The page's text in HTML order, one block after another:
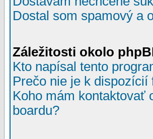
Dostal som spamový a
Záležitosti okolo
Kto napísal tento
Prečo nie je k dispozícií
Koho mám kontaktovať
boardu?